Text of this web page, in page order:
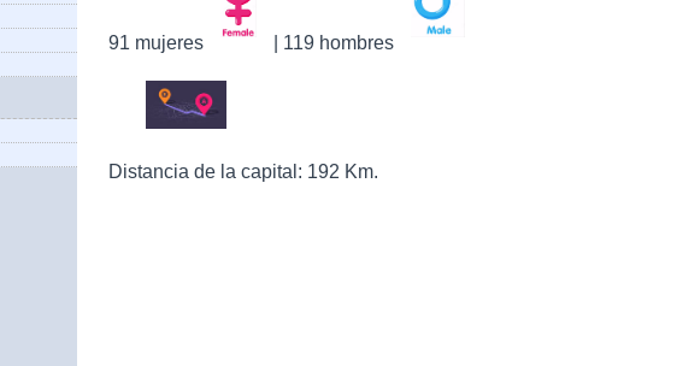
91 mujeres | 119 hombres
Distancia de la capital: 192 Km.